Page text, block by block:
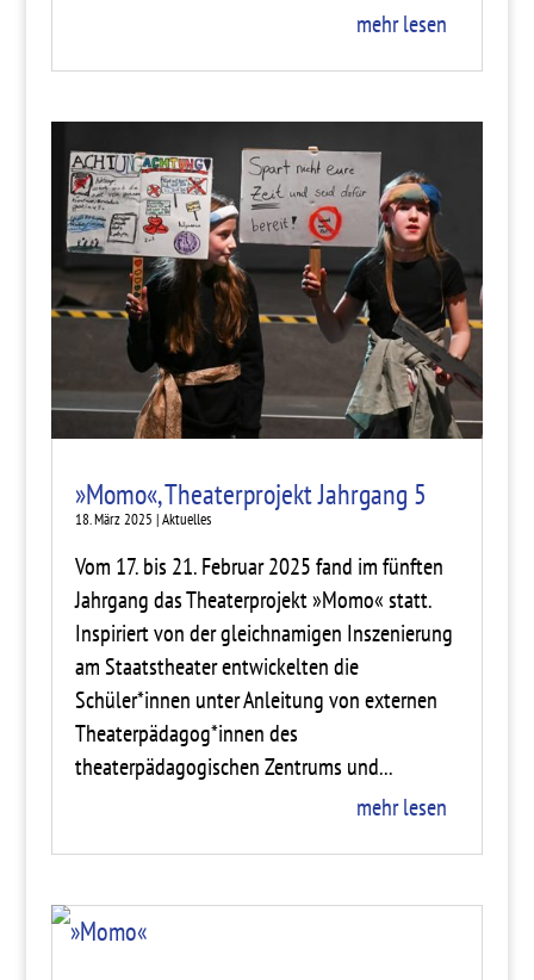
mehr lesen
»Momo«, Theaterprojekt Jahrgang 5
18. März 2025 |Aktuelles
Vom 17. bis 21. Februar 2025 fand im fünften
Jahrgang das Theaterprojekt »Momo« statt.
Inspiriert von der gleichnamigen Inszenierung
am Staatstheater entwickelten die
Schüler*innen unter Anleitung von externen
Theaterpädagog*innen des
theaterpädagogischen Zentrums und...
mehr lesen